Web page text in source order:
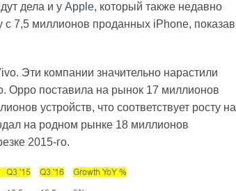
дела и у Apple, который также недавно
с 7,5 миллионов проданных iPhone, показав
Эти компании значительно нарастили
Oppo поставила на рынок 17 миллионов
устройств, что соответствует росту на
на родном рынке 18 миллионов
2015-го.